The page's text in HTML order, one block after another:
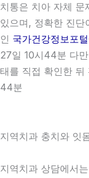
치통은 치아 자체 문
있으며, 정확한 진단
인 국가건강정보포털
27일 10시44분 다
태를 직접 확인한
44분
지역치과 충치와 잇
지역치과 상담에서